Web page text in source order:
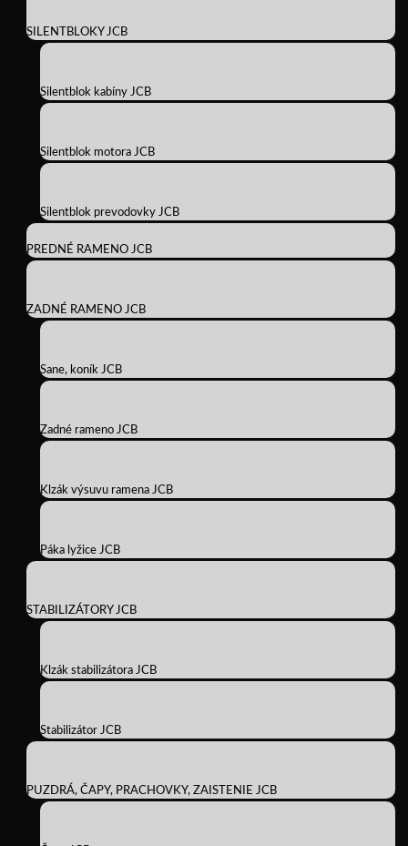
SILENTBLOKY JCB
Silentblok kabíny JCB
Silentblok motora JCB
Silentblok prevodovky JCB
PREDNÉ RAMENO JCB
ZADNÉ RAMENO JCB
Sane, koník JCB
Zadné rameno JCB
Klzák výsuvu ramena JCB
Páka lyžice JCB
STABILIZÁTORY JCB
Klzák stabilizátora JCB
Stabilizátor JCB
PUZDRÁ, ČAPY, PRACHOVKY, ZAISTENIE JCB